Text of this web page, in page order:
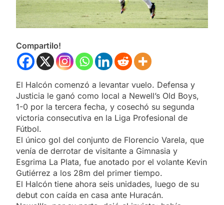
Compartilo!
El Halcón comenzó a levantar vuelo. Defensa y
Justicia le ganó como local a Newell’s Old Boys,
1-0 por la tercera fecha, y cosechó su segunda
victoria consecutiva en la Liga Profesional de
Fútbol.
El único gol del conjunto de Florencio Varela, que
venía de derrotar de visitante a Gimnasia y
Esgrima La Plata, fue anotado por el volante Kevin
Gutiérrez a los 28m del primer tiempo.
El Halcón tiene ahora seis unidades, luego de su
debut con caída en casa ante Huracán.